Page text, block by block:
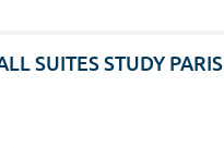
SUITES STUDY PARIS